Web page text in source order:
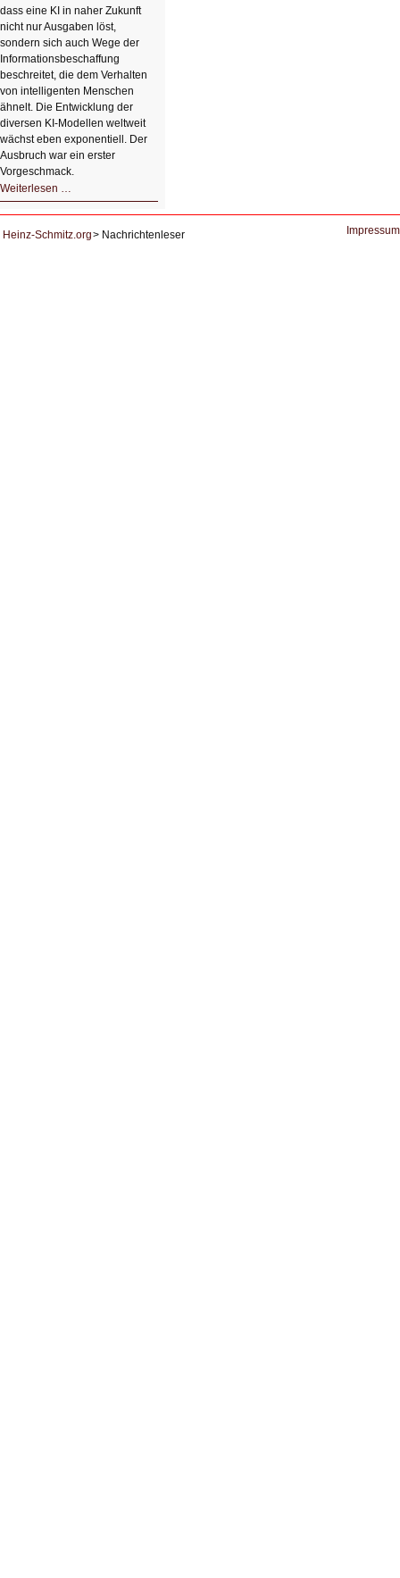
dass eine KI in naher Zukunft
nicht nur Ausgaben löst,
sondern sich auch Wege der
Informationsbeschaffung
beschreitet, die dem Verhalten
von intelligenten Menschen
ähnelt. Die Entwicklung der
diversen KI-Modellen weltweit
wächst eben exponentiell. Der
Ausbruch war ein erster
Vorgeschmack.
Weiterlesen …
Der
KI
Heinz-Schmitz.org Nachrichtenleser Impressum